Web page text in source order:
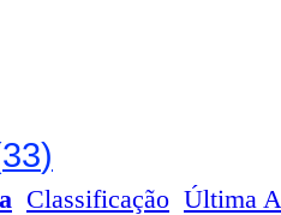
33)
Classificação Última